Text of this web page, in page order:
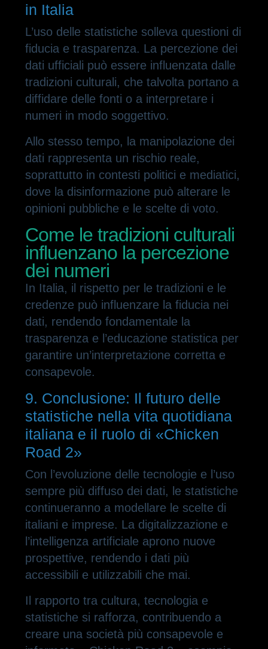
in Italia
L’uso delle statistiche solleva questioni di
fiducia e trasparenza. La percezione dei
dati ufficiali può essere influenzata dalle
tradizioni culturali, che talvolta portano a
diffidare delle fonti o a interpretare i
numeri in modo soggettivo.
Allo stesso tempo, la manipolazione dei
dati rappresenta un rischio reale,
soprattutto in contesti politici e mediatici,
dove la disinformazione può alterare le
opinioni pubbliche e le scelte di voto.
Come le tradizioni culturali
influenzano la percezione
dei numeri
In Italia, il rispetto per le tradizioni e le
credenze può influenzare la fiducia nei
dati, rendendo fondamentale la
trasparenza e l’educazione statistica per
garantire un’interpretazione corretta e
consapevole.
9. Conclusione: Il futuro delle
statistiche nella vita quotidiana
italiana e il ruolo di «Chicken
Road 2»
Con l’evoluzione delle tecnologie e l’uso
sempre più diffuso dei dati, le statistiche
continueranno a modellare le scelte di
italiani e imprese. La digitalizzazione e
l’intelligenza artificiale aprono nuove
prospettive, rendendo i dati più
accessibili e utilizzabili che mai.
Il rapporto tra cultura, tecnologia e
statistiche si rafforza, contribuendo a
creare una società più consapevole e